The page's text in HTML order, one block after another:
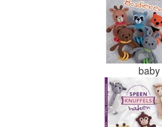
baby